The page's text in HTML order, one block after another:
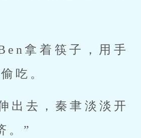
拿着筷子，用手
吃。
出去，秦聿淡淡开
。”